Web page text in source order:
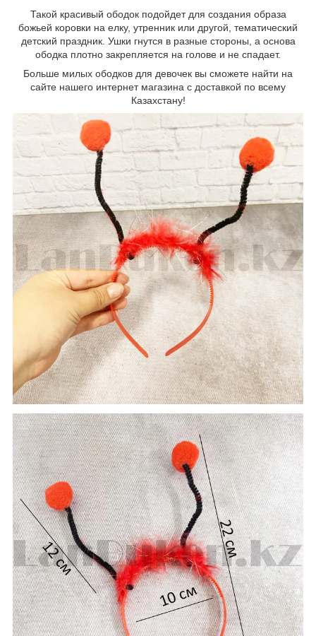
Такой красивый ободок подойдет для создания образа
божьей коровки на елку, утренник или другой, тематический
детский праздник. Ушки гнутся в разные стороны, а основа
ободка плотно закрепляется на голове и не спадает.
Больше милых ободков для девочек вы сможете найти на
сайте нашего интернет магазина с доставкой по всему
Казахстану!